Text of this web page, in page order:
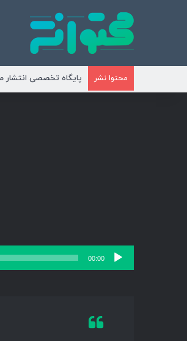
محتوا نشر پایگاه تخصصی انتشار
پخش‌کننده
صوت
00:00